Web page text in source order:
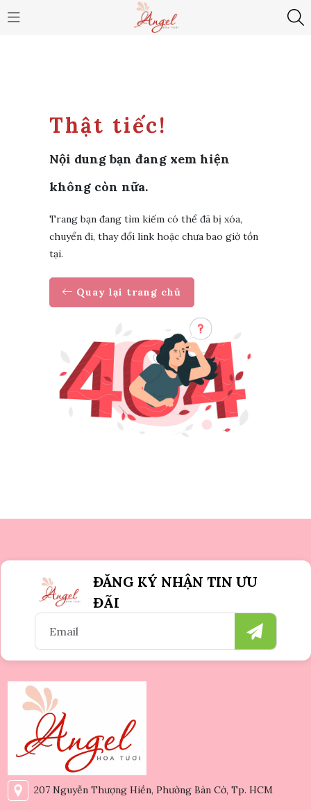
Thật tiếc!
Nội dung bạn đang xem hiện
không còn nữa.
Trang bạn đang tìm kiếm có thể đã bị xóa,
chuyển đi, thay đổi link hoặc chưa bao giờ tồn
tại.
Quay lại trang chủ
ĐĂNG KÝ NHẬN TIN ƯU
ĐÃI
207 Nguyễn Thượng Hiền, Phường Bàn Cờ, Tp. HCM